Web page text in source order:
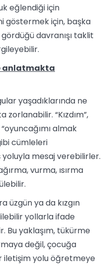
eğlendiği için
göstermek için, başka
davranışı taklit
anlatmakta
yaşadıklarında ne
“Kızdım”,
“oyuncağımı almak
cümleleri
yoluyla mesaj verebilirler.
vurma, ısırma
üzgün ya da kızgın
yollarla ifade
Bu yaklaşım, tükürme
değil, çocuğa
iletişim yolu öğretmeye